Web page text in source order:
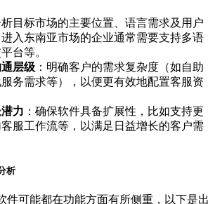
析目标市场的主要位置、语言需求及用户
入东南亚市场的企业通常需要支持多语
台等。
层级 ：明确客户的需求复杂度（如自助
务需求等），以便更有效地配置客服资
力 ：确保软件具备扩展性，比如支持更
服工作流等，以满足日益增长的客户需
析
件可能都在功能方面有所侧重，以下是出